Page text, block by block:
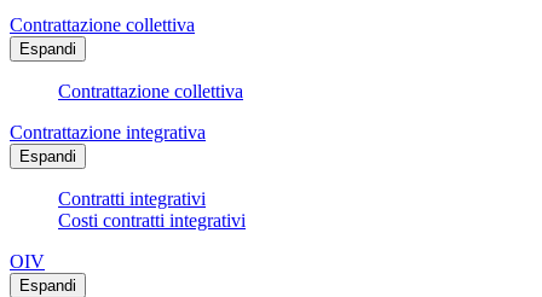
Contrattazione collettiva
Espandi
Contrattazione collettiva
Contrattazione integrativa
Espandi
Contratti integrativi
Costi contratti integrativi
OIV
Espandi